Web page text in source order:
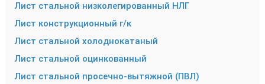
Лист стальной низколегированный НЛГ
Лист конструкционный г/к
Лист стальной холоднокатаный
Лист стальной оцинкованный
Лист стальной просечно-вытяжной (ПВЛ)